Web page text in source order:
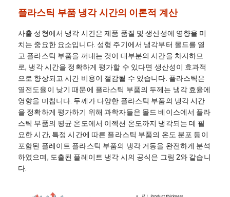
플라스틱 부품 냉각 시간의 이론적 계산
사출 성형에서 냉각 시간은 제품 품질 및 생산성에 영향을 미
치는 중요한 요소입니다. 성형 주기에서 냉각부터 몰드를 열
고 플라스틱 부품을 꺼내는 것이 대부분의 시간을 차지하므
로, 냉각 시간을 정확하게 평가할 수 있다면 생산성이 효과적
으로 향상되고 시간 비용이 절감될 수 있습니다. 플라스틱은
열전도율이 낮기 때문에 플라스틱 부품의 두께는 냉각 효율에
영향을 미칩니다. 두께가 다양한 플라스틱 부품의 냉각 시간
을 정확하게 평가하기 위해 과학자들은 몰드 베이스에서 플라
스틱 부품의 평균 온도에서 이젝션 온도까지 냉각되는 데 필
요한 시간, 특정 시간에 따른 플라스틱 부품의 온도 분포 등이
포함된 플레이트 플라스틱 부품의 냉각 거동을 완전하게 분석
하였으며, 도출된 플레이트 냉각 시의 공식은 그림 2와 같습니
다.